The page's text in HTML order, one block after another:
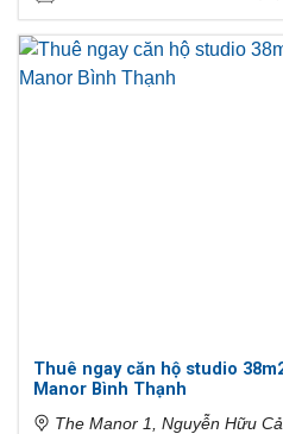
Thuê ngay căn hộ studio
Manor Bình Thạnh
The Manor 1, Nguyễn Hữu